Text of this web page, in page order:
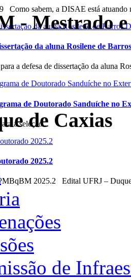
Como sabem, a DISAE está atuando
da aluna Rosilene de
a defesa de dissertação da aluna
de Doutorado Sanduíche no
a seleção...
2025.2
2025.2 Edital UFRJ –
- Mestrado
de Caxias
de